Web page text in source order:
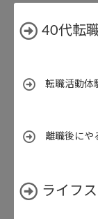
40代転
転職活動体
離職後にや
ライフ